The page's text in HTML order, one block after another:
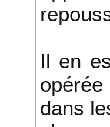
Il en
dans